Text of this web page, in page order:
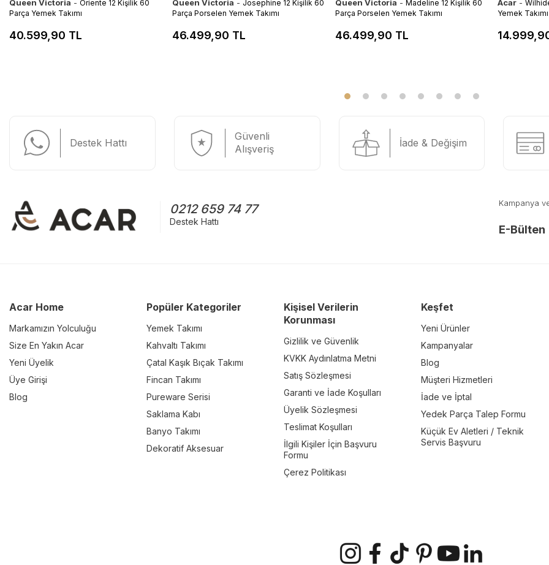
Queen Victoria - Oriente 12 Kişilik 60
Parça Yemek Takımı
40.599,90 TL
Queen Victoria - Josephine 12 Kişilik 60
Parça Porselen Yemek Takımı
46.499,90 TL
Queen Victoria - Madeline 12 Kişilik 60
Parça Porselen Yemek Takımı
46.499,90 TL
Acar -
Yemek Takımı
Destek Hattı
Güvenli
Alışveriş
İade & Değişim
0212 659 74 77
Destek Hattı
Kampanya
E-Bülten
Acar Home
Markamızın Yolculuğu
Size En Yakın Acar
Yeni Üyelik
Üye Girişi
Blog
Popüler Kategoriler
Yemek Takımı
Kahvaltı Takımı
Çatal Kaşık Bıçak Takımı
Fincan Takımı
Pureware Serisi
Saklama Kabı
Banyo Takımı
Dekoratif Aksesuar
Kişisel Verilerin
Korunması
Gizlilik ve Güvenlik
KVKK Aydınlatma Metni
Satış Sözleşmesi
Garanti ve İade Koşulları
Üyelik Sözleşmesi
Teslimat Koşulları
İlgili Kişiler İçin Başvuru
Formu
Çerez Politikası
Keşfet
Yeni Ürünler
Kampanyalar
Blog
Müşteri Hizmetleri
İade ve İptal
Yedek Parça Talep Formu
Küçük Ev Aletleri / Teknik
Servis Başvuru